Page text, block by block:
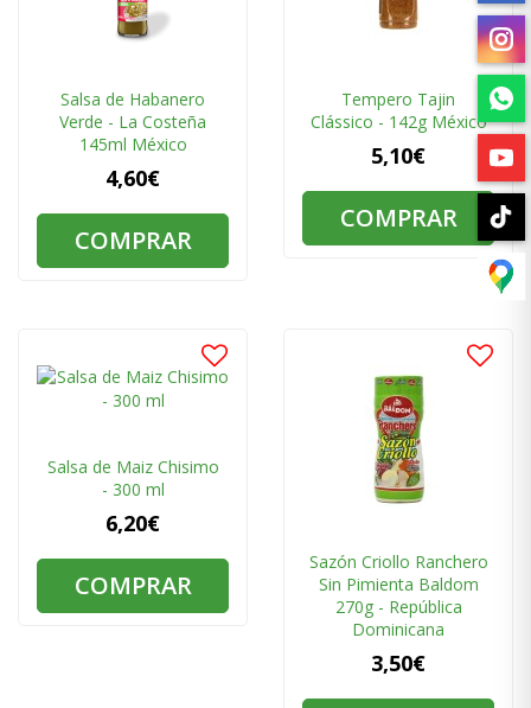
Salsa de Habanero
Verde - La Costeña
145ml México
4,60€
COMPRAR
Tempero Tajin
Clássico - 142g México
5,10€
COMPRAR
Salsa de Maiz Chisimo
- 300 ml
6,20€
COMPRAR
Sazón Criollo Ranchero
Sin Pimienta Baldom
270g - República
Dominicana
3,50€